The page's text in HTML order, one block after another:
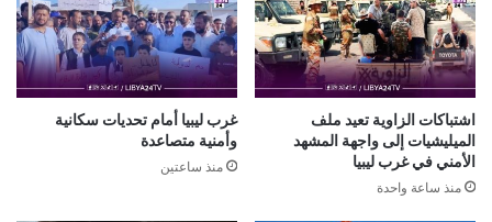
اشتباكات الزاوية تعيد ملف
الميليشيات إلى واجهة المشهد
الأمني في غرب ليبيا
منذ ساعة واحدة
غرب ليبيا أمام تحديات سكانية
وأمنية متصاعدة
منذ ساعتين